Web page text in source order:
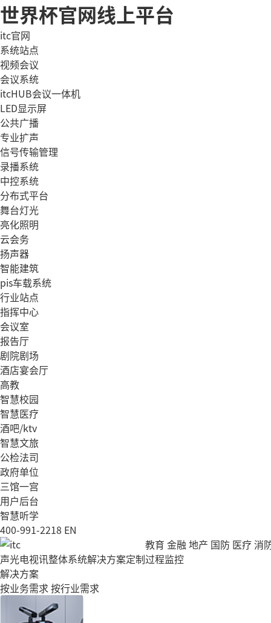
世界杯官网线上平台
itc官网
系统站点
视频会议
会议系统
itcHUB会议一体机
LED显示屏
公共广播
专业扩声
信号传输管理
录播系统
中控系统
分布式平台
舞台灯光
亮化照明
云会务
扬声器
智能建筑
pis车载系统
行业站点
指挥中心
会议室
报告厅
剧院剧场
酒店宴会厅
高教
智慧校园
智慧医疗
酒吧/ktv
智慧文旅
公检法司
政府单位
三馆一宫
用户后台
智慧听学
400-991-2218 EN
声光电视讯整体系统解决方案定制
解决方案
按业务需求按行业需求
教育 金融 地产 国防 医疗消
过程监控